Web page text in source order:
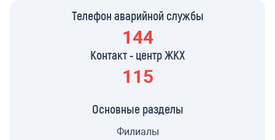
Телефон аварийной службы
144
Контакт - центр ЖКХ
115
Основные разделы
Филиалы